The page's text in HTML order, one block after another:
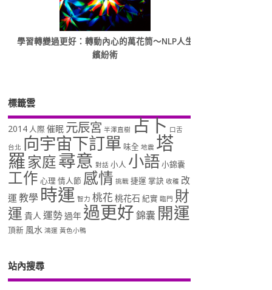
學習轉變過更好：轉動內心的萬花筒～NLP人生
繽紛術
標籤雲
2014 人際 催眠 元辰宮 半澤直樹 占卜 口舌
台北 向宇宙下訂單 味全 地震 塔
羅家庭尋意 對話 小人 小語 小錦囊
工作 心理 情人節 感情 挑戰 捷運 掌訣 收穫 改
運 教學 時運 智力 桃花 桃花石 紀實 臨門 財
運 貴人 運勢過年 過更好錦囊 開運
頂新 風水 鴻運 黃色小鴨
站內搜尋